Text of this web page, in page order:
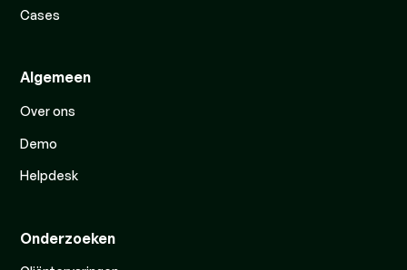
Cases
Algemeen
Over ons
Demo
Helpdesk
Onderzoeken